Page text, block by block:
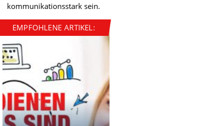
kommunikationsstark sein.
EMPFOHLENE ARTIKEL: